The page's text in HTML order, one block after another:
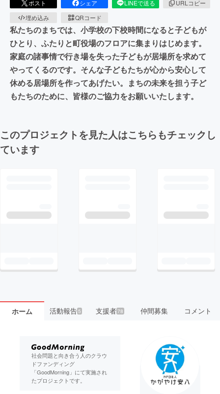
ポスト シェア LINEで送る
URLコピー
埋め込み
QRコード
私たちのまちでは、小学校の下校時間になると子どもが
ひとり、ふたりと町役場のフロアに集まりはじめます。
家庭の諸事情で行き場を失った子どもが居場所を求めて
やってくるのです。そんな子どもたちが心から安心して
休める居場所を作ってあげたい。まちの未来を担う子ど
もたちのために、皆様のご協力をお願いいたします。
このプロジェクトを見た人はこちらもチェックし
ています
ホーム 活動報告5 支援者78 仲間募集 コメント
社会問題と向き合う人のクラウ
ドファンディング
「GoodMorning」にて実施され
たプロジェクトです。